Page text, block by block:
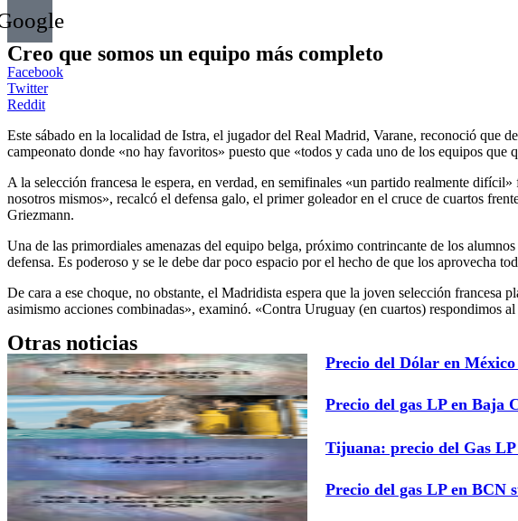
Creo que somos un equipo más completo
Facebook
Twitter
Reddit
Este sábado en la localidad de Istra, el jugador del Real Madrid, Varane, reconoció que
campeonato donde «no hay favoritos» puesto que «todos y cada uno de los equipos que
A la selección francesa le espera, en verdad, en semifinales «un partido realmente
nosotros mismos», recalcó el defensa galo, el primer goleador en el cruce de cuartos
Griezmann.
Una de las primordiales amenazas del equipo belga, próximo contrincante de los
defensa. Es poderoso y se le debe dar poco espacio por el hecho de que los aprovecha
De cara a ese choque, no obstante, el Madridista espera que la joven selección francesa
asimismo acciones combinadas», examinó. «Contra Uruguay (en cuartos) respondimos
Otras noticias
Precio del Dólar en
Precio del gas LP en Baja
Tijuana: precio del Gas
Precio del gas LP en BCN